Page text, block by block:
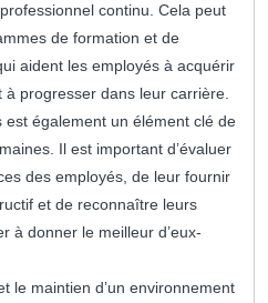
continu. Cela peut
de formation et de
aident les employés à acquérir
progresser dans leur carrière.
également un élément clé de
Il est important d’évaluer
des employés, de leur fournir
et de reconnaître leurs
à donner le meilleur d’eux-
le maintien d’un environnement